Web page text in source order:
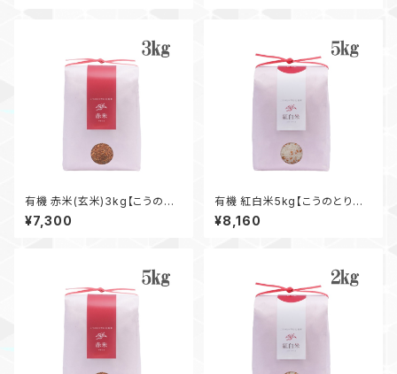
有機 赤米(玄米)3kg【こうのと
り育む大地米】
¥7,300
有機 紅白米5kg【こうのとり育
む大地米】
¥8,160